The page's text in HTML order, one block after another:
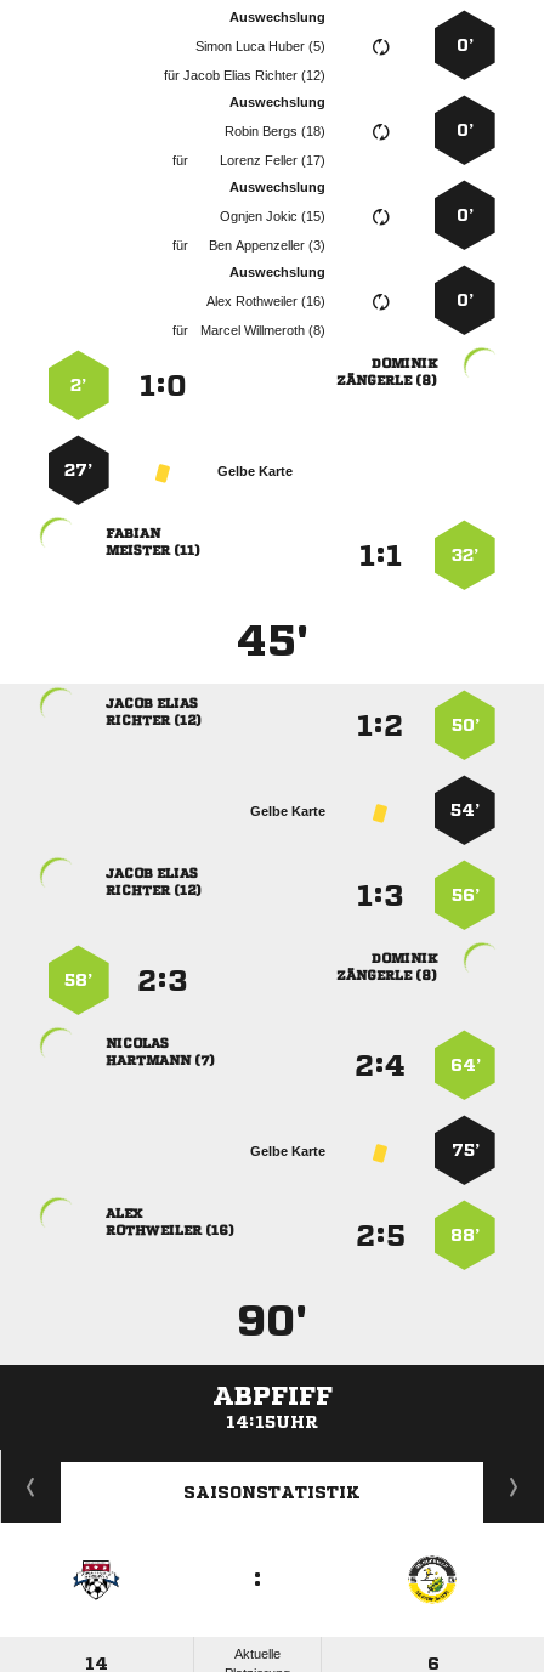
0’
Auswechslung
   
für   
0’
Auswechslung
  
für
  
0’
Auswechslung
  
für
  
0’
Auswechslung
  
für
  

 
:
2’
Gelbe Karte
27’
32’
:

 
45'
50’
:
 
 
54’
Gelbe Karte
56’
:
 
 

 
:
58’
64’
:

 
75’
Gelbe Karte
88’
:

 
90'
ABPFIFF
14:15UHR
ANZEIGE
SAISONSTATISTIK
:
14
Aktuelle
6